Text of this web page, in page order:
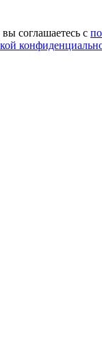
соглашаетесь с